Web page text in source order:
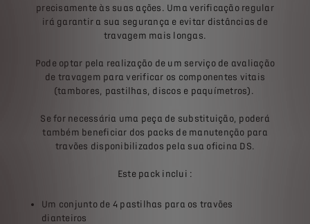
precisamente às suas ações. Uma verificação regular
irá garantir a sua segurança e evitar distâncias de
travagem mais longas.
Pode optar pela realização de um serviço de avaliação
de travagem para verificar os componentes vitais
(tambores, pastilhas, discos e paquímetros).
Se for necessária uma peça de substituição, poderá
também beneficiar dos packs de manutenção para
travões disponibilizados pela sua oficina DS.​
Este pack inclui :
Um conjunto de 4 pastilhas para os travões
dianteiros